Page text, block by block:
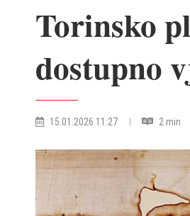
Torinsko
dostupno
15.01.2026 11:27 2 min